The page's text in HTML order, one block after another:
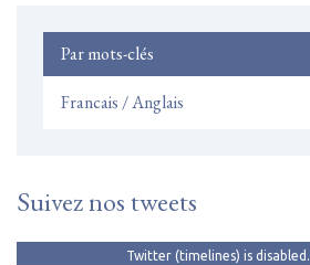
Par mots-clés
Francais / Anglais
Suivez nos tweets
Twitter (timelines) is disabled.